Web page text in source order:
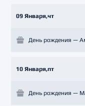
09 Января,чт
День рождения —
10 Января,пт
День рождения —